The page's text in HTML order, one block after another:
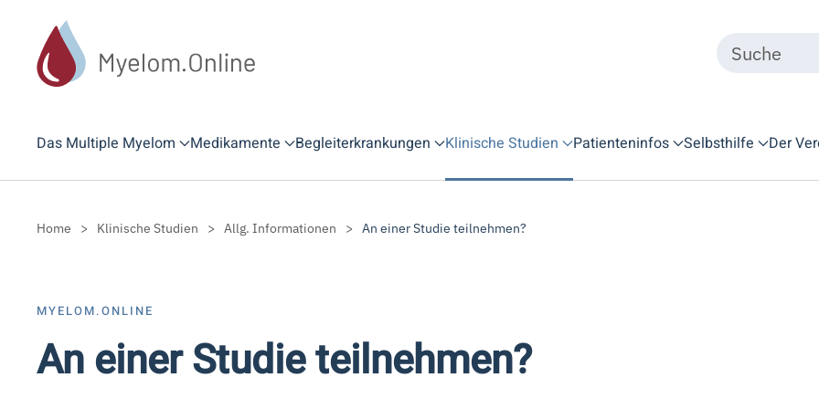
Zum Hauptinhalt springen
Das Multiple Myelom Medikamente Begleiterkrankungen Klinische Studien Patienteninfos Selbsthilfe Der
Home Klinische Studien Allg. Informationen An einer Studie teilnehmen?
MYELOM.ONLINE
An einer Studie teilnehmen?